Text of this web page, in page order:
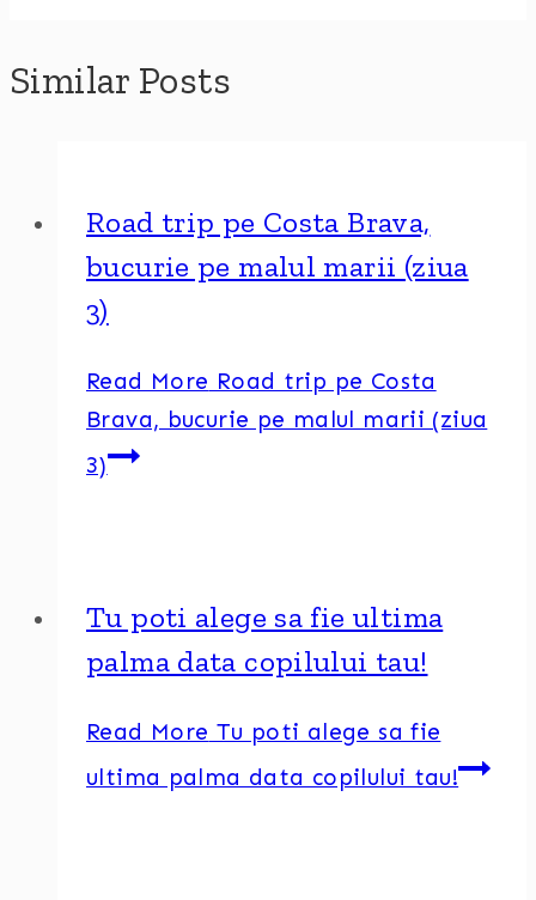
Similar Posts
Road trip pe Costa Brava,
bucurie pe malul marii (ziua
3)
Read More Road trip pe Costa
Brava, bucurie pe malul marii (ziua
3)
Tu poti alege sa fie ultima
palma data copilului tau!
Read More Tu poti alege sa fie
ultima palma data copilului tau!